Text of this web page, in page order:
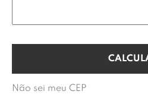
Não sei meu CEP